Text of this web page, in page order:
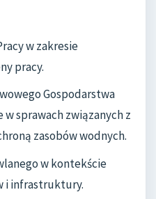
w zakresie
pracy.
Gospodarstwa
w sprawach związanych z
zasobów wodnych.
w kontekście
i infrastruktury.